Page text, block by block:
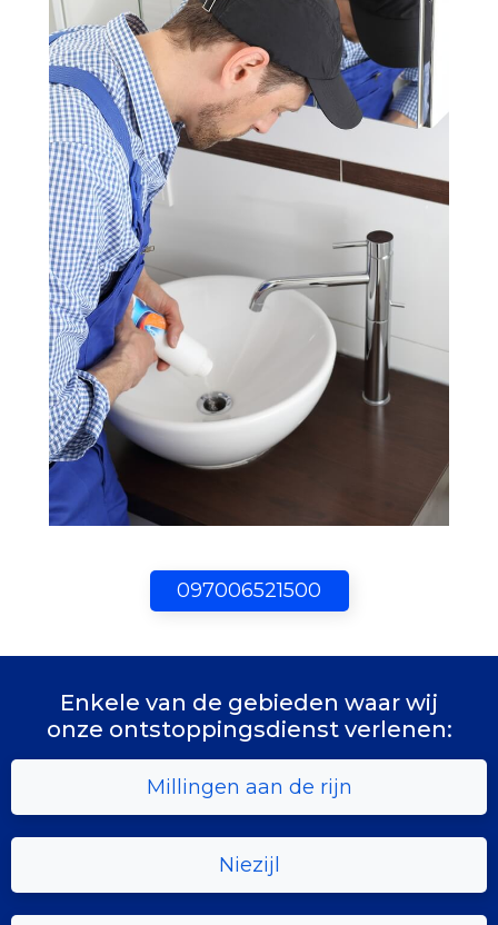
097006521500
Enkele van de gebieden waar wij
onze ontstoppingsdienst verlenen:
Millingen aan de rijn
Niezijl